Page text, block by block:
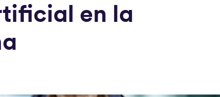
en la